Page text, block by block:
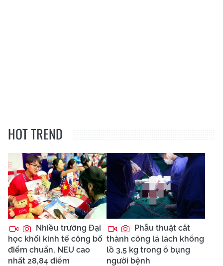
HOT TREND
Nhiều trường Đại
học khối kinh tế công bố
điểm chuẩn, NEU cao
nhất 28,84 điểm
Phẫu thuật cắt
thành công lá lách khổng
lồ 3,5 kg trong ổ bụng
người bệnh